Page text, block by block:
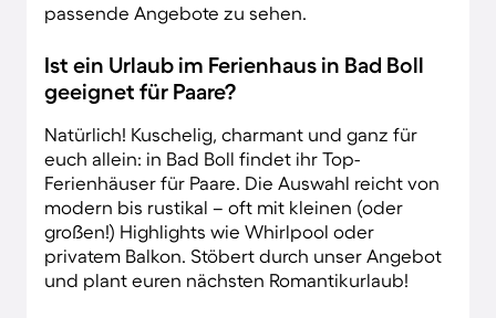
passende Angebote zu sehen.
Ist ein Urlaub im Ferienhaus in Bad Boll
geeignet für Paare?
Natürlich! Kuschelig, charmant und ganz für
euch allein: in Bad Boll findet ihr Top-
Ferienhäuser für Paare. Die Auswahl reicht von
modern bis rustikal – oft mit kleinen (oder
großen!) Highlights wie Whirlpool oder
privatem Balkon. Stöbert durch unser Angebot
und plant euren nächsten Romantikurlaub!